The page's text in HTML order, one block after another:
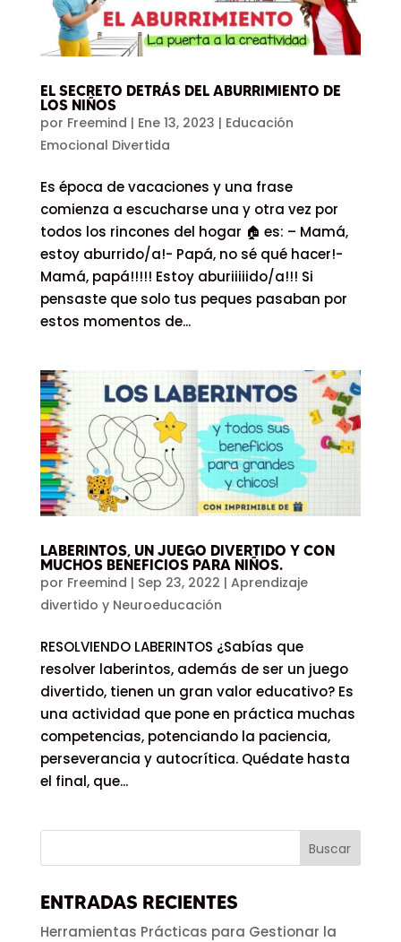
EL SECRETO DETRÁS DEL ABURRIMIENTO DE
LOS NIÑOS
por Freemind | Ene 13, 2023 | Educación
Emocional Divertida
Es época de vacaciones y una frase
comienza a escucharse una y otra vez por
todos los rincones del hogar 🏠 es: – Mamá,
estoy aburrido/a!- Papá, no sé qué hacer!-
Mamá, papá!!!!! Estoy aburiiiiido/a!!! Si
pensaste que solo tus peques pasaban por
estos momentos de...
LABERINTOS, UN JUEGO DIVERTIDO Y CON
MUCHOS BENEFICIOS PARA NIÑOS.
por Freemind | Sep 23, 2022 | Aprendizaje
divertido y Neuroeducación
RESOLVIENDO LABERINTOS ¿Sabías que
resolver laberintos, además de ser un juego
divertido, tienen un gran valor educativo? Es
una actividad que pone en práctica muchas
competencias, potenciando la paciencia,
perseverancia y autocrítica. Quédate hasta
el final, que...
ENTRADAS RECIENTES
Herramientas Prácticas para Gestionar la